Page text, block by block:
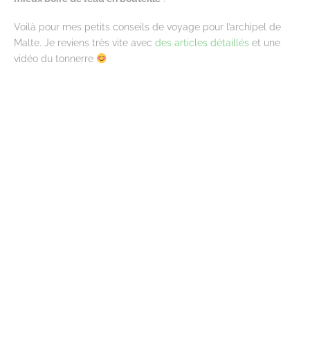
Voilà pour mes petits conseils de voyage pour l’archipel de
Malte. Je reviens très vite avec des articles détaillés et une
vidéo du tonnerre